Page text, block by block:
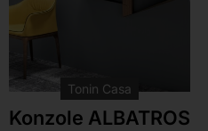
dub, zaručuje maximální
Tonin Casa
Konzole ALBATROS